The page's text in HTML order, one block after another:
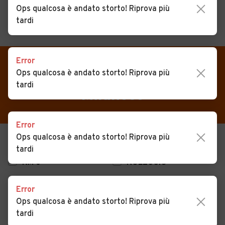
MENU
CERCA
Auto
Auto usate
Auto Nuove
Noleggio a lungo termine
Auto d'epoca
Moto
Camper
VENDI
MAGAZINE
Auto usate in vendita Nova
Milanese
USATO
KM 0
NOLEGGIO
Ops qualcosa è andato storto! Riprova più
tardi
Error
Ops qualcosa è andato storto! Riprova più
tardi
Error
Ops qualcosa è andato storto! Riprova più
tardi
Error
Ops qualcosa è andato storto! Riprova più
tardi